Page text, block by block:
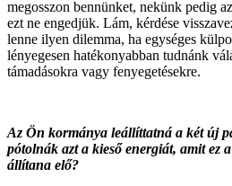
megosszon bennünket, nekünk pedig
ezt ne engedjük. Lám, kérdése
lenne ilyen dilemma, ha egységes
lényegesen hatékonyabban tudnánk
támadásokra vagy fenyegetésekre.
Az Ön kormánya leállíttatná a két új
pótolnák azt a kieső energiát, amit ez
állítana elő?